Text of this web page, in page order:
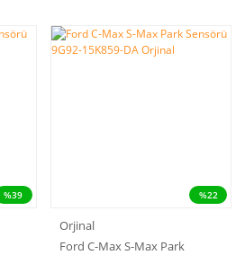
%39 %22
Orjinal
Ford C-Max S-Max Park